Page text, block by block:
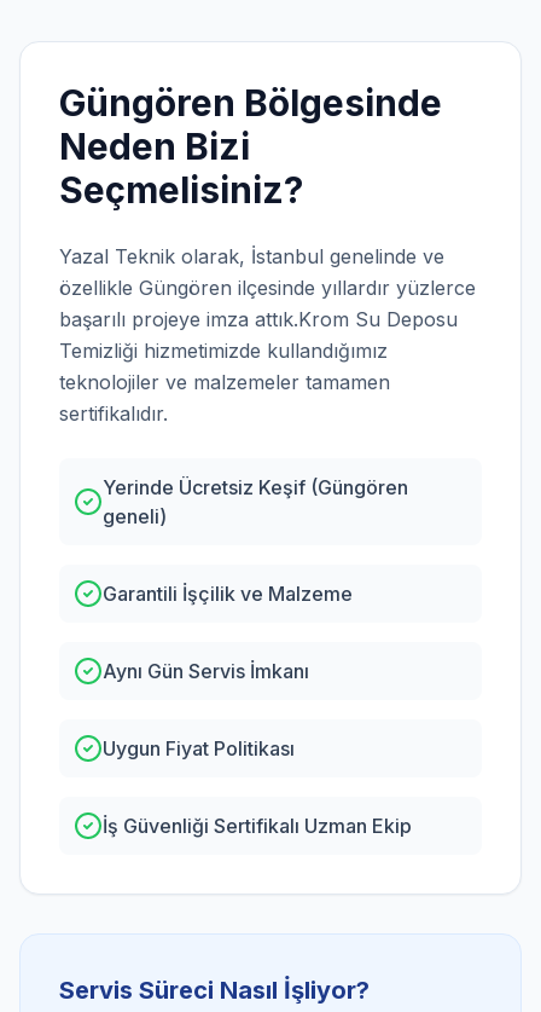
Güngören Bölgesinde
Neden Bizi
Seçmelisiniz?
Yazal Teknik olarak, İstanbul genelinde ve
özellikle Güngören ilçesinde yıllardır yüzlerce
başarılı projeye imza attık.Krom Su Deposu
Temizliği hizmetimizde kullandığımız
teknolojiler ve malzemeler tamamen
sertifikalıdır.
Yerinde Ücretsiz Keşif (Güngören
geneli)
Garantili İşçilik ve Malzeme
Aynı Gün Servis İmkanı
Uygun Fiyat Politikası
İş Güvenliği Sertifikalı Uzman Ekip
Servis Süreci Nasıl İşliyor?